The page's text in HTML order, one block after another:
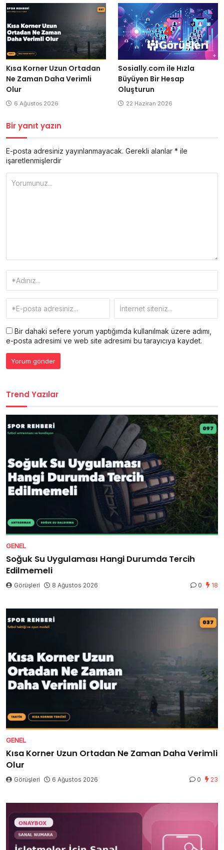
Kısa Korner Uzun Ortadan
Ne Zaman Daha Verimli
Olur
6 Ağustos 2026
Sosially.com ile Hızla
Büyüyen Bir Hesap
Oluşturun
22 Haziran 2026
Bir yanıt yazın
E-posta adresiniz yayınlanmayacak. Gerekli alanlar * ile
işaretlenmişlerdir
Bir dahaki sefere yorum yaptığımda kullanılmak üzere adımı,
e-posta adresimi ve web site adresimi bu tarayıcıya kaydet.
Trend Yazılar
GENEL
Soğuk Su Uygulaması Hangi Durumda Tercih
Edilmemeli
Görüşleri 8 Ağustos 2026 0 18
GENEL
Kısa Korner Uzun Ortadan Ne Zaman Daha Verimli
Olur
Görüşleri 6 Ağustos 2026 0 23